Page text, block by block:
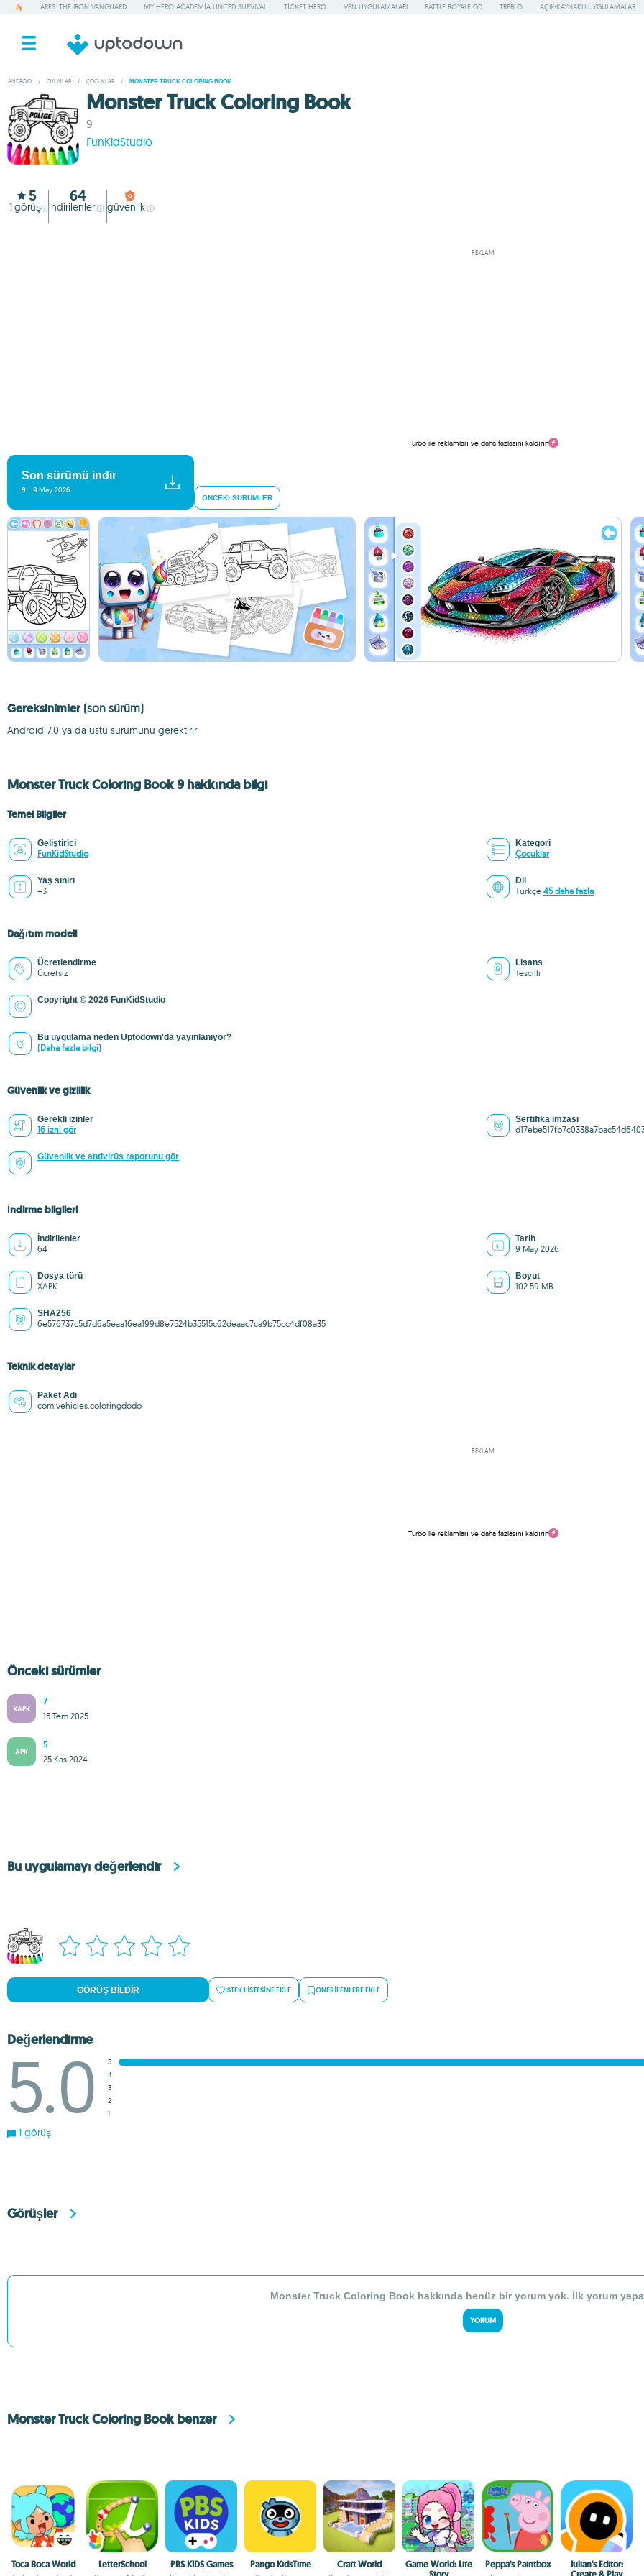
ARES: THE IRON VANGUARD MY HERO ACADEMIA UNITED SURVIVAL TICKET HERO VPN UYGULAMALARI BATTLE ROYALE GD TREBLO AÇIK-KAYNAKLI UYGULAMALAR
ANDROID / OYUNLAR / ÇOCUKLAR / MONSTER TRUCK COLORING BOOK
Monster Truck Coloring Book
9
FunKidStudio
5
1görüş
64
indirilenler güvenlik
REKLAM
Turbo ile reklamları ve daha fazlasını kaldırın
Son sürümü indir
9 9 May 2026
ÖNCEKI SÜRÜMLER
Gereksinimler (son sürüm)
Android 7.0 ya da üstü sürümünü gerektirir
Monster Truck Coloring Book 9 hakkında bilgi
Temel Bilgiler
Geliştirici
FunKidStudio
Kategori
Çocuklar
Yaş sınırı
+3
Dil
Türkçe 45 daha fazla
Dağıtım modeli
Ücretlendirme
Ücretsiz
Lisans
Tescilli
Copyright © 2026 FunKidStudio
Bu uygulama neden Uptodown'da yayınlanıyor?
(Daha fazla bilgi)
Güvenlik ve gizlilik
Gerekli izinler
16 izni gör
Sertifika imzası
Güvenlik ve antivirüs raporunu gör
İndirme bilgileri
İndirilenler
64
Tarih
9 May 2026
Dosya türü
XAPK
Boyut
102.59 MB
SHA256
6e576737c5d7d6a5eaa16ea199d8e7524b35515c62deaac7ca9b75cc4df08a35
Teknik detaylar
Paket Adı
com.vehicles.coloringdodo
REKLAM
Turbo ile reklamları ve daha fazlasını kaldırın
Önceki sürümler
XAPK
7
15 Tem 2025
APK
5
25 Kas 2024
Bu uygulamayı değerlendir
GÖRÜŞ BILDIR İSTEK LISTESINE EKLE ÖNERILENLERE EKLE
Değerlendirme
5.0
5
4
3
2
1
1 görüş
Görüşler
Monster Truck Coloring Book hakkında henüz bir yorum yok. İlk yorum
YORUM
Monster Truck Coloring Book benzer
Toca Boca World LetterSchool PBS KIDS Games Pango KidsTime Craft World
Game World: Life
Peppa's Paintbox
Julian's Editor: